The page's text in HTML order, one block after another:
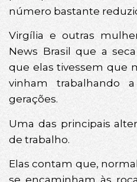
número bastante
Virgília e outras
News Brasil que a
que elas tivessem que
vinham trabalhando
gerações.
Uma das principais
de trabalho.
Elas contam que,
se encaminham às